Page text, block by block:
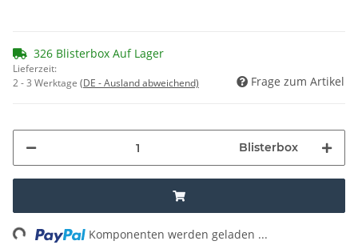
326 Blisterbox Auf Lager
Lieferzeit:
2 - 3 Werktage (DE - Ausland abweichend) Frage zum Artikel
Blisterbox
Komponenten werden geladen ...